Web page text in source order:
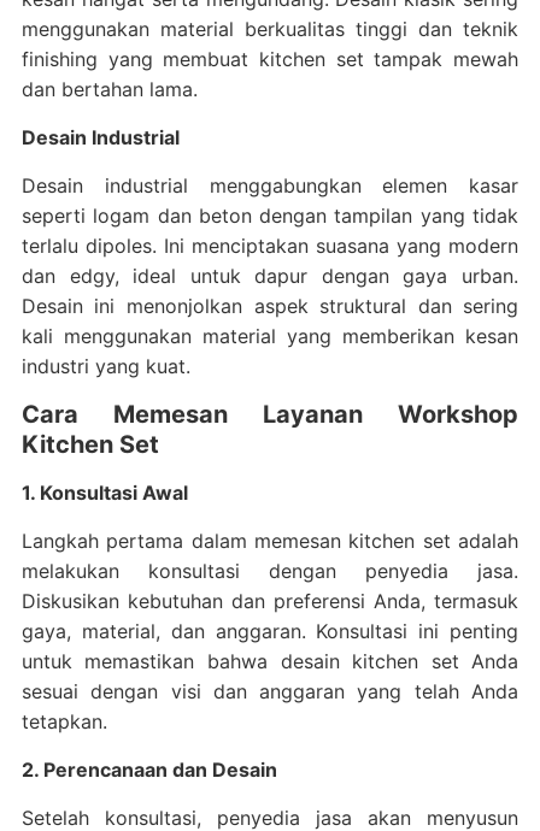
menggunakan material berkualitas tinggi dan teknik
finishing yang membuat kitchen set tampak mewah
dan bertahan lama.
Desain Industrial
Desain industrial menggabungkan elemen kasar
seperti logam dan beton dengan tampilan yang tidak
terlalu dipoles. Ini menciptakan suasana yang modern
dan edgy, ideal untuk dapur dengan gaya urban.
Desain ini menonjolkan aspek struktural dan sering
kali menggunakan material yang memberikan kesan
industri yang kuat.
Cara Memesan Layanan Workshop
Kitchen Set
1. Konsultasi Awal
Langkah pertama dalam memesan kitchen set adalah
melakukan konsultasi dengan penyedia jasa.
Diskusikan kebutuhan dan preferensi Anda, termasuk
gaya, material, dan anggaran. Konsultasi ini penting
untuk memastikan bahwa desain kitchen set Anda
sesuai dengan visi dan anggaran yang telah Anda
tetapkan.
2. Perencanaan dan Desain
Setelah konsultasi, penyedia jasa akan menyusun